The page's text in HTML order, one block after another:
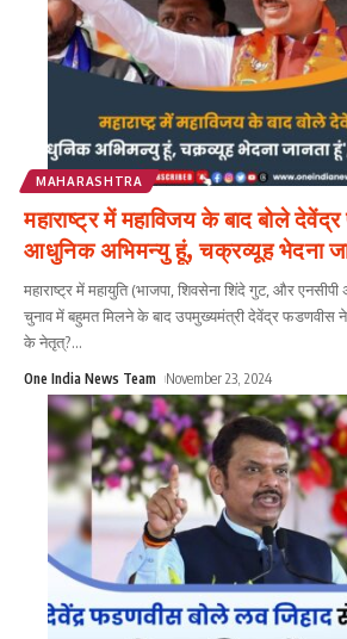
MAHARASHTRA
महाराष्ट्र में महाविजय के बाद बोले
आधुनिक अभिमन्यु हूं, चक्रव्यूह भेदना
लेकर भी बोले
महाराष्ट्र में महायुति (भाजपा, शिवसेना शिंदे गुट, और
चुनाव में बहुमत मिलने के बाद उपमुख्यमंत्री देवेंद्र फडणवीस ने
के नेतृत्?...
One India News Team November 23, 2024